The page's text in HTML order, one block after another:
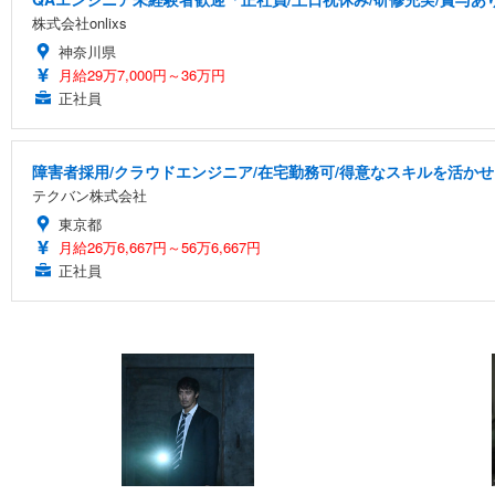
株式会社onlixs
神奈川県
月給29万7,000円～36万円
正社員
障害者採用/クラウドエンジニア/在宅勤務可/得意なスキルを活か
テクバン株式会社
東京都
月給26万6,667円～56万6,667円
正社員